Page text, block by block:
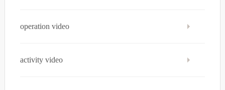
operation video
activity video